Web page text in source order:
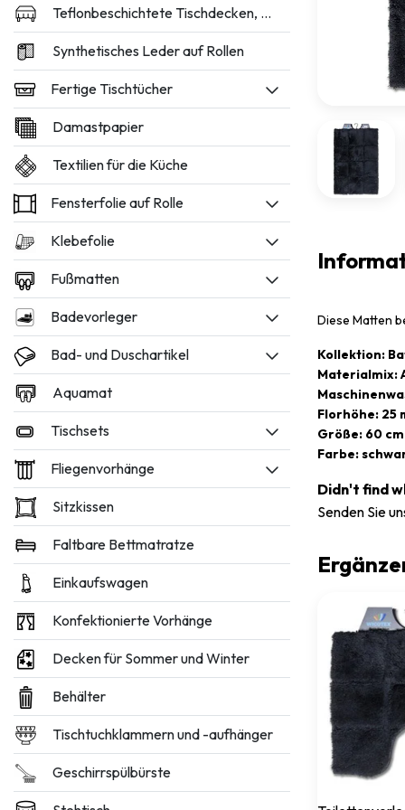
Teflonbeschichtete Tischdecken, 160 und 180 cm breit
Synthetisches Leder auf Rollen
Fertige Tischtücher
Damastpapier
Textilien für die Küche
Fensterfolie auf Rolle
Klebefolie
Fußmatten
Badevorleger
Bad- und Duschartikel
Aquamat
Tischsets
Fliegenvorhänge
Sitzkissen
Faltbare Bettmatratze
Einkaufswagen
Konfektionierte Vorhänge
Decken für Sommer und Winter
Behälter
Tischtuchklammern und -aufhänger
Geschirrspülbürste
Diese Matten
Kollektion:
Materialmix:
Florhöhe: 25
Größe: 60
Farbe:
Didn't find
Senden Sie